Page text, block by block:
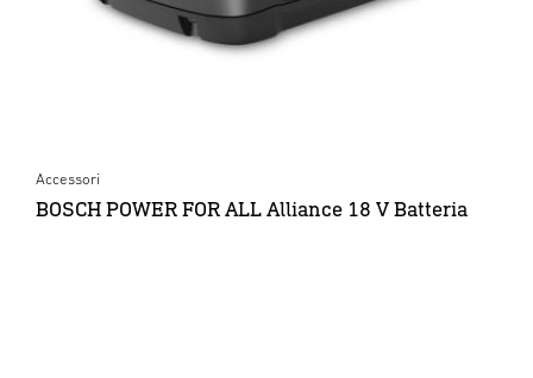
Accessori
BOSCH POWER FOR ALL Alliance 18 V Batteria